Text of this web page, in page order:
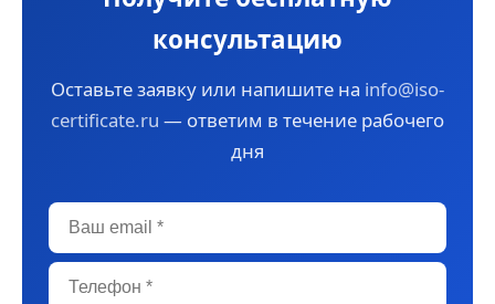
консультацию
Оставьте заявку или напишите на info@iso-
certificate.ru — ответим в течение рабочего
дня